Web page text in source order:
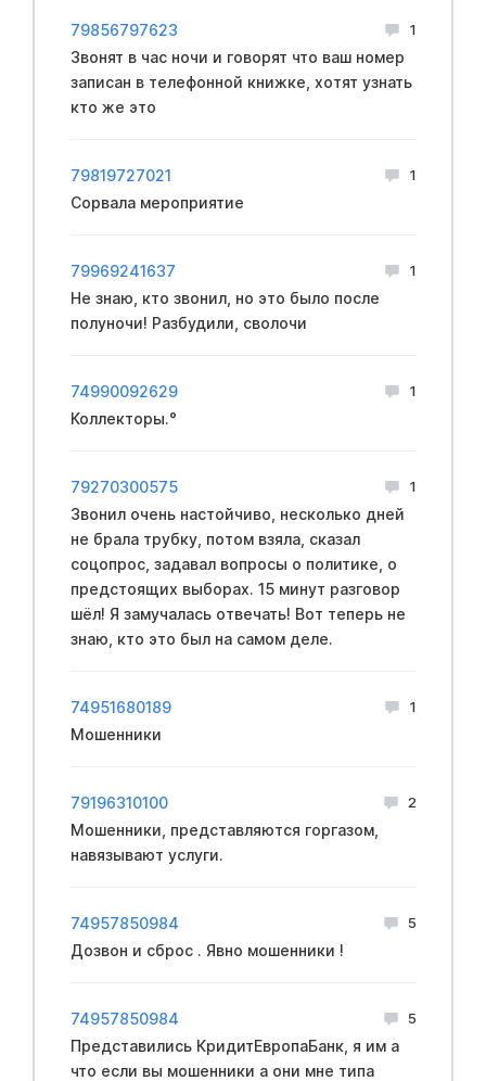
79856797623 1
Звонят в час ночи и говорят что ваш номер
записан в телефонной книжке, хотят узнать
кто же это
79819727021 1
Сорвала мероприятие
79969241637 1
Не знаю, кто звонил, но это было после
полуночи! Разбудили, сволочи
74990092629 1
Коллекторы.°
79270300575 1
Звонил очень настойчиво, несколько дней
не брала трубку, потом взяла, сказал
соцопрос, задавал вопросы о политике, о
предстоящих выборах. 15 минут разговор
шёл! Я замучалась отвечать! Вот теперь не
знаю, кто это был на самом деле.
74951680189 1
Мошенники
79196310100 2
Мошенники, представляются горгазом,
навязывают услуги.
74957850984 5
Дозвон и сброс . Явно мошенники !
74957850984 5
Представились КридитЕвропаБанк, я им а
что если вы мошенники а они мне типа